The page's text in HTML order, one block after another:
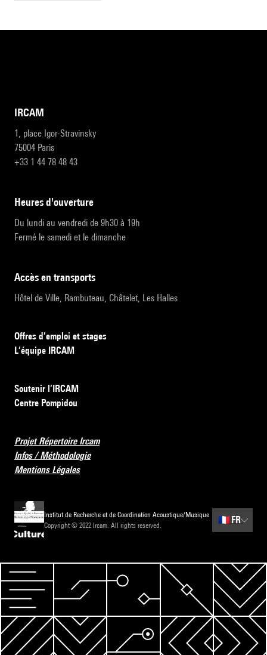
IRCAM
1, place Igor-Stravinsky
75004 Paris
+33 1 44 78 48 43
heures d'ouverture
Du lundi au vendredi de 9h30 à 19h
Fermé le samedi et le dimanche
accès en transports
Hôtel de Ville, Rambuteau, Châtelet, Les Halles
Offres d’emploi et stages
L’équipe IRCAM
Soutenir l’IRCAM
Centre Pompidou
Projet Répertoire Ircam
Infos / Méthodologie
Mentions Légales
Institut de Recherche et de Coordination Acoustique/Musique
Copyright © 2022 Ircam. All rights reserved.
🇫🇷 FR